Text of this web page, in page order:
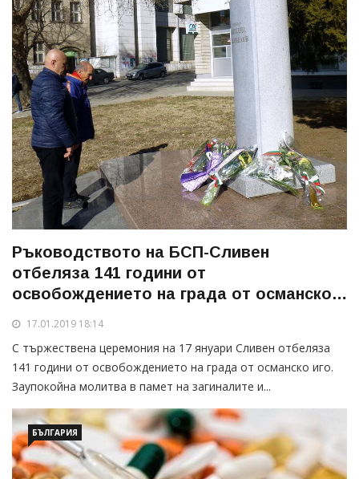
Ръководството на БСП-Сливен
отбеляза 141 години от
освобождението на града от османско
17.01.2019 18:14
С тържествена церемония на 17 януари Сливен отбеляза
141 години от освобождението на града от османско иго.
Заупокойна молитва в памет на загиналите и...
БЪЛГАРИЯ